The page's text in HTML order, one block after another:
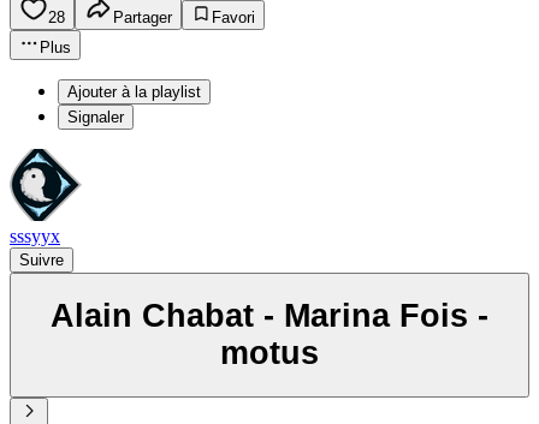
28 Partager
Favori
Plus
Ajouter à la playlist
Signaler
sssyyx
Suivre
Alain Chabat - Marina Fois -
motus